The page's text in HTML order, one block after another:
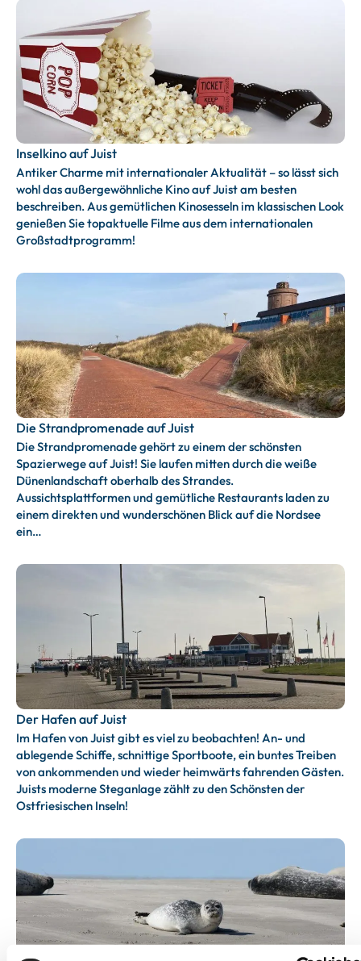
Inselkino auf Juist
Antiker Charme mit internationaler Aktualität – so lässt sich
wohl das außergewöhnliche Kino auf Juist am besten
beschreiben. Aus gemütlichen Kinosesseln im klassischen Look
genießen Sie topaktuelle Filme aus dem internationalen
Großstadtprogramm!
Die Strandpromenade auf Juist
Die Strandpromenade gehört zu einem der schönsten
Spazierwege auf Juist! Sie laufen mitten durch die weiße
Dünenlandschaft oberhalb des Strandes.
Aussichtsplattformen und gemütliche Restaurants laden zu
einem direkten und wunderschönen Blick auf die Nordsee
ein…
Der Hafen auf Juist
Im Hafen von Juist gibt es viel zu beobachten! An- und
ablegende Schiffe, schnittige Sportboote, ein buntes Treiben
von ankommenden und wieder heimwärts fahrenden Gästen.
Juists moderne Steganlage zählt zu den Schönsten der
Ostfriesischen Inseln!